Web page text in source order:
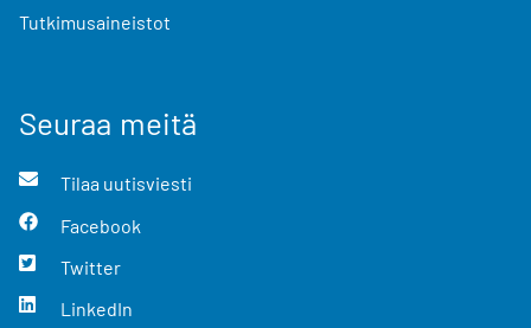
Tutkimusaineistot
Seuraa meitä
Tilaa uutisviesti
Facebook
Twitter
LinkedIn